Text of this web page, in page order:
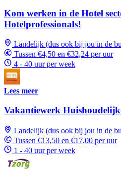
Kom werken in de Hotel
Hotelprofessionals!
Landelijk (dus ook bij jou in de
Tussen €4,50 en €32,24 per uur
4 - 40 uur per week
Lees meer
Vakantiewerk
Landelijk (dus ook bij jou in de
Tussen €13,50 en €17,00 per uur
1 - 40 uur per week